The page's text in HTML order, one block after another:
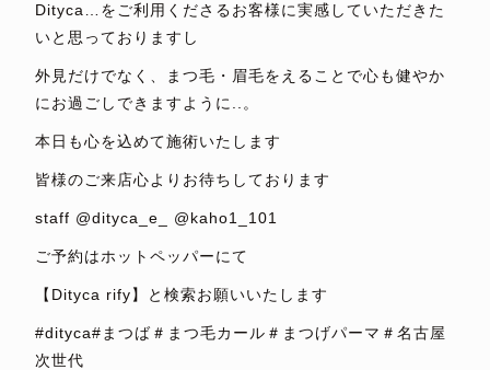
Dityca…をご利用くださるお客様に実感していただきた
いと思っておりますし
外見だけでなく、まつ毛・眉毛をえることで心も健やか
にお過ごしできますように..。
本日も心を込めて施術いたします
皆様のご来店心よりお待ちしております
staff @dityca_e_ @kaho1_101
ご予約はホットペッパーにて
【Dityca rify】と検索お願いいたします
#dityca#まつば＃まつ毛カール＃まつげパーマ＃名古屋
次世代